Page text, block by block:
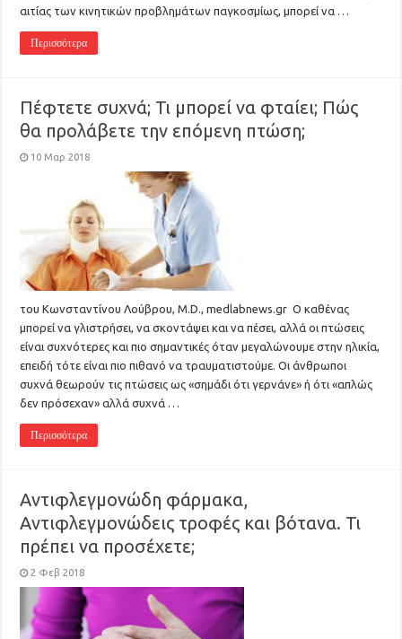
αιτίας των κινητικών προβλημάτων παγκοσμίως, μπορεί να …
Περισσότερα
Πέφτετε συχνά; Τι μπορεί να φταίει; Πώς
θα προλάβετε την επόμενη πτώση;
10 Μαρ 2018
του Κωνσταντίνου Λούβρου, M.D., medlabnews.gr Ο καθένας
μπορεί να γλιστρήσει, να σκοντάψει και να πέσει, αλλά οι πτώσεις
είναι συχνότερες και πιο σημαντικές όταν μεγαλώνουμε στην ηλικία,
επειδή τότε είναι πιο πιθανό να τραυματιστούμε. Οι άνθρωποι
συχνά θεωρούν τις πτώσεις ως «σημάδι ότι γερνάνε» ή ότι «απλώς
δεν πρόσεχαν» αλλά συχνά …
Περισσότερα
Αντιφλεγμονώδη φάρμακα,
Αντιφλεγμονώδεις τροφές και βότανα. Τι
πρέπει να προσέχετε;
2 Φεβ 2018